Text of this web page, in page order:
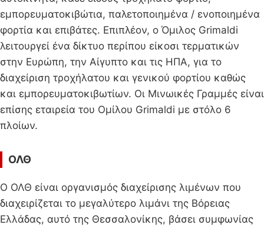
εμπορευματοκιβώτια, παλετοποιημένα / ενοποιημένα
φορτία και επιβάτες. Επιπλέον, ο Όμιλος Grimaldi
λειτουργεί ένα δίκτυο περίπου είκοσι τερματικών
στην Ευρώπη, την Αίγυπτο και τις ΗΠΑ, για το
διαχείριση τροχήλατου και γενικού φορτίου καθώς
και εμπορευματοκιβωτίων. Οι Μινωικές Γραμμές είναι
επίσης εταιρεία του Ομίλου Grimaldi με στόλο 6
πλοίων.
ΟΛΘ
O ΟΛΘ είναι οργανισμός διαχείρισης λιμένων που
διαχειρίζεται το μεγαλύτερο λιμάνι της Βόρειας
Ελλάδας, αυτό της Θεσσαλονίκης, βάσει συμφωνίας